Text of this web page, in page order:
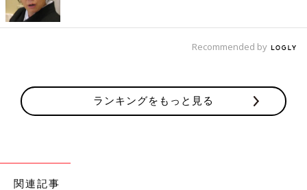
ハッピーなデザイン。アレンジも楽しい マークスマタ
Recommended by
ランキングをもっと見る
関連記事